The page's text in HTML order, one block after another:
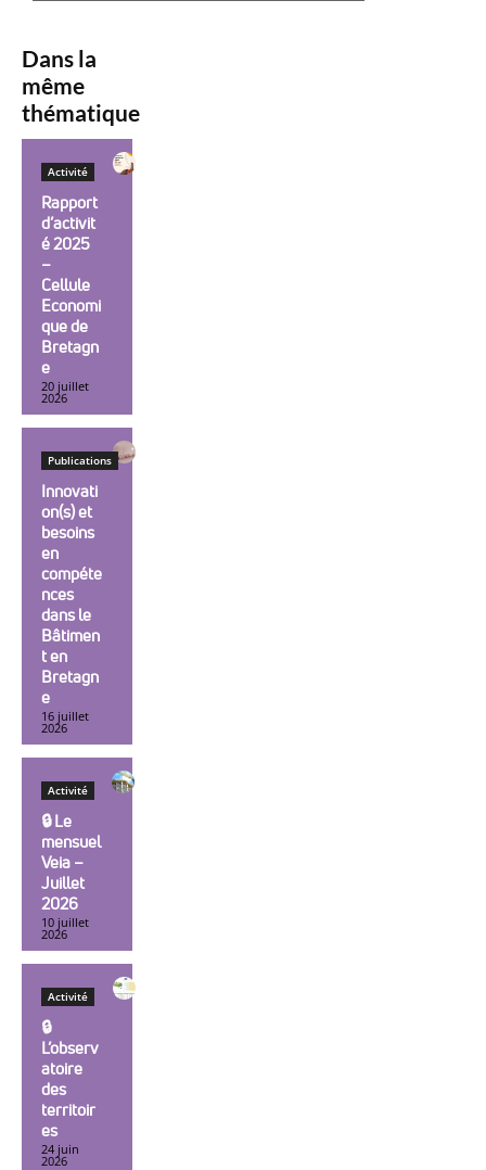
Dans la
même
thématique
Activité
Rapport
d’activit
é 2025
–
Cellule
Economi
que de
Bretagn
e
20 juillet
2026
Publications
Innovati
on(s) et
besoins
en
compéte
nces
dans le
Bâtimen
t en
Bretagn
e
16 juillet
2026
Activité
🔒︎ Le
mensuel
Veia –
Juillet
2026
10 juillet
2026
Activité
🔒︎
L’observ
atoire
des
territoir
es
24 juin
2026